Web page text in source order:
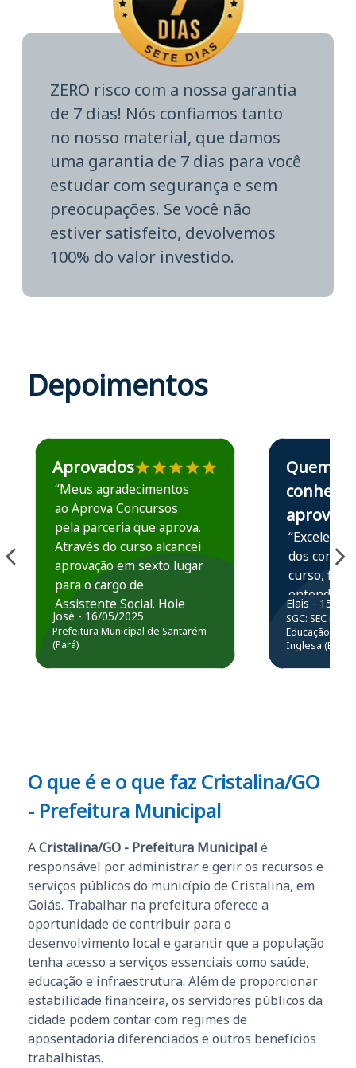
ZERO risco com a nossa garantia
de 7 dias! Nós confiamos tanto
no nosso material, que damos
uma garantia de 7 dias para você
estudar com segurança e sem
preocupações. Se você não
estiver satisfeito, devolvemos
100% do valor investido.
Depoimentos
Estudante José recomenda o Aprova Concursos em
Aprovados
“Meus agradecimentos
ao Aprova Concursos
pela parceria que aprova.
Através do curso alcancei
aprovação em sexto lugar
para o cargo de
Assistente Social. Hoje
estou atuando na
Prefeitura de Santarém.
José - 16/05/2025
Prefeitura Municipal de Santarém
(Pará)
Estudante Elais
Quem
conhece,
aprova
“Excelente
dos
curso,
entender e
prática
resolução
questões.”
Elais - 15/07/
SGC: SEC BA
Educação
Inglesa (Edital
O que é e o que faz Cristalina/GO
- Prefeitura Municipal
ACristalina/GO - Prefeitura Municipal é
responsável por administrar e gerir os recursos e
serviços públicos do município de Cristalina, em
Goiás. Trabalhar na prefeitura oferece a
oportunidade de contribuir para o
desenvolvimento local e garantir que a população
tenha acesso a serviços essenciais como saúde,
educação e infraestrutura. Além de proporcionar
estabilidade financeira, os servidores públicos da
cidade podem contar com regimes de
aposentadoria diferenciados e outros benefícios
trabalhistas.